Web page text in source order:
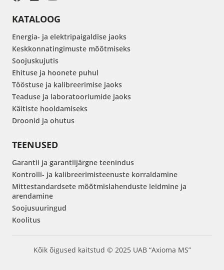
KATALOOG
Energia- ja elektripaigaldise jaoks
Keskkonnatingimuste mõõtmiseks
Soojuskujutis
Ehituse ja hoonete puhul
Tööstuse ja kalibreerimise jaoks
Teaduse ja laboratooriumide jaoks
Käitiste hooldamiseks
Droonid ja ohutus
TEENUSED
Garantii ja garantiijärgne teenindus
Kontrolli- ja kalibreerimisteenuste korraldamine
Mittestandardsete mõõtmislahenduste leidmine ja
arendamine
Soojusuuringud
Koolitus
Kõik õigused kaitstud © 2025 UAB “Axioma MS”